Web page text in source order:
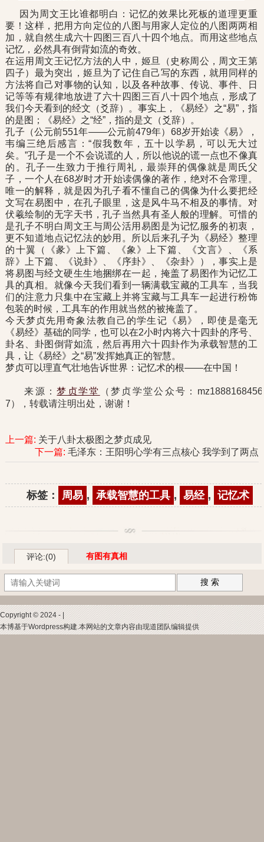
因为周文王比谁都明白：记忆的效果比死板的道理更重
要！这样，把用方向定位的八图与用家人定位的八图两两相
加，就自然生成六十四图三百八十四个地点。而用这些地点
记忆，必然具有倒背如流的奇效。
在运用周文王记忆方法的人中，姬旦（史称周公，周文王第
四子）最为突出，姬旦为了记住自己写的东西，就用同样的
方法将自己对事物的认知，以及各种故事、传说、事件、日
记等等有规律地放进了六十四图三百八十四个地点，形成了
我们今天看到的经文（爻辞）。事实上，《易经》之“易”，指
的是图；《易经》之“经”，指的是文（爻辞）。
孔子（公元前551年——公元前479年）68岁开始读《易》，
韦编三绝后感言：“假我数年，五十以学易，可以无大过
矣。”孔子是一个不会说谎的人，所以他说的谎一点也不像真
的。孔子一生致力于推行周礼，最崇拜的偶像就是周氏父
子，一个人在68岁时才开始读偶像的著作，绝对不合常理。
唯一的解释，就是因为孔子看不懂自己的偶像为什么要把经
文写在易图中，在孔子眼里，这是风牛马不相及的事情。对
伏羲绘制的无字天书，孔子当然具有圣人般的理解。可惜的
是孔子不明白周文王与周公活用易图是为记忆服务的初衷，
更不知道地点记忆法的妙用。所以后来孔子为《易经》整理
的十翼（《彖》上下篇、《象》上下篇、《文言》、《系
辞》上下篇、《说卦》、《序卦》、《杂卦》），事实上是
将易图与经文硬生生地捆绑在一起，掩盖了易图作为记忆工
具的真相。就像今天我们看到一辆满载宝藏的工具车，当我
们的注意力只集中在宝藏上并将宝藏与工具车一起进行粉饰
包装的时候，工具车的作用就当然的被掩盖了。
今天梦贞先用奇象法教自己的学生记《易》，即使是毫无
《易经》基础的同学，也可以在2小时内将六十四卦的序号、
卦名、卦图倒背如流，然后再用六十四卦作为承载智慧的工
具，让《易经》之“易”发挥她真正的智慧。
梦贞可以理直气壮地告诉世界：记忆术的根——在中国！
来源：梦贞学堂
（梦贞学堂公众号：mz1888168456
7），转载请注明出处，谢谢！
上一篇: 关于八卦太极图之梦贞成见
下一篇: 毛泽东：王阳明心学有三点核心 我学到了两点
标签： 周易 , 承载智慧的工具 , 易经 , 记忆术
评论:(0) 有图有真相
搜 索
Copyright © 2024 - |
本博基于Wordpress构建.本网站的文章内容由现道团队编辑提供